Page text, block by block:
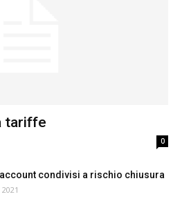
tariffe
0
condivisi a rischio chiusura